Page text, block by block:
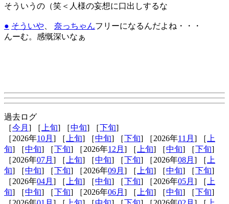
そういうの（笑＜人様の妄想に口出しするな
● そういや 奈っちゃんフリーになるんだよね・・・
んーむ。感慨深いなぁ
過去ログ
［今月 ] ［ 上旬] ［中旬] ［下旬]
［2026年10月 ] ［ 上旬] ［中旬] ［下旬] ［2026年11月 ] ［ 上
旬] ［中旬] ［下旬] ［2026年12月 ] ［ 上旬] ［中旬] ［下旬]
［2026年07月 ] ［ 上旬] ［中旬] ［下旬] ［2026年08月 ] ［ 上
旬] ［中旬] ［下旬] ［2026年09月 ] ［ 上旬] ［中旬] ［下旬]
［2026年04月 ] ［ 上旬] ［中旬] ［下旬] ［2026年05月 ] ［ 上
旬] ［中旬] ［下旬] ［2026年06月 ] ［ 上旬] ［中旬] ［下旬]